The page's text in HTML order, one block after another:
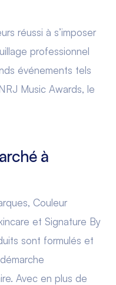
réussi à s’imposer
professionnel
événements tels
Music Awards, le
à
Couleur
et Signature By
sont formulés et
Avec en plus de